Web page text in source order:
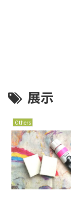
展示
Others